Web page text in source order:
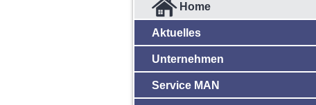
Home
Aktuelles
Unternehmen
Service MAN